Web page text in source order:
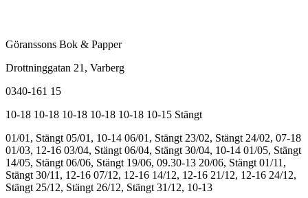
Göranssons Bok & Papper
Drottninggatan 21 , Varberg
0340-161 15
10-18 10-18 10-18 10-18 10-18 10-15 Stängt
01/01, Stängt 05/01, 10-14 06/01, Stängt 23/02, Stängt 24/02, 07-18
01/03, 12-16 03/04, Stängt 06/04, Stängt 30/04, 10-14 01/05, Stängt
14/05, Stängt 06/06, Stängt 19/06, 09.30-13 20/06, Stängt 01/11,
Stängt 30/11, 12-16 07/12, 12-16 14/12, 12-16 21/12, 12-16 24/12,
Stängt 25/12, Stängt 26/12, Stängt 31/12, 10-13